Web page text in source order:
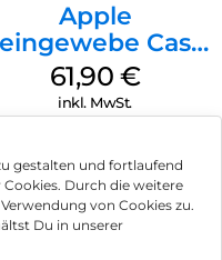
gestalten und fortlaufend
Durch die weitere
von Cookies zu.
Du in unserer
Apple
Case
iPhone 15 Pro
MagSafe Schwarz
61,90 €
inkl. MwSt.